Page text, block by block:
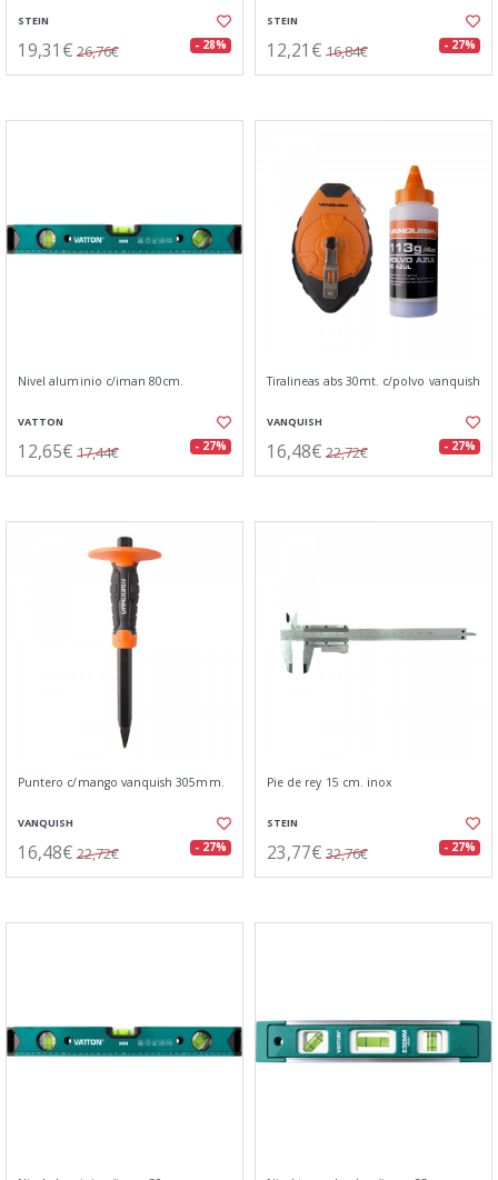
STEIN
19,31€ 26,76€ - 28%
STEIN
12,21€ 16,84€ - 27%
Nivel aluminio c/iman 80cm.
VATTON
12,65€ 17,44€ - 27%
Tiralineas abs 30mt. c/polvo vanquish
VANQUISH
16,48€ 22,72€ - 27%
Puntero c/mango vanquish 305mm.
VANQUISH
16,48€ 22,72€ - 27%
Pie de rey 15 cm. inox
STEIN
23,77€ 32,76€ - 27%